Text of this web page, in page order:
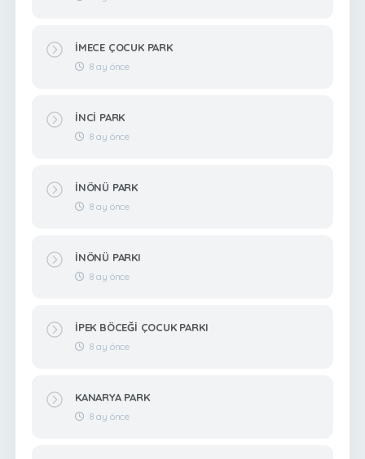
İMECE ÇOCUK PARK
8 ay önce
İNCİ PARK
8 ay önce
İNÖNÜ PARK
8 ay önce
İNÖNÜ PARKI
8 ay önce
İPEK BÖCEĞİ ÇOCUK PARKI
8 ay önce
KANARYA PARK
8 ay önce